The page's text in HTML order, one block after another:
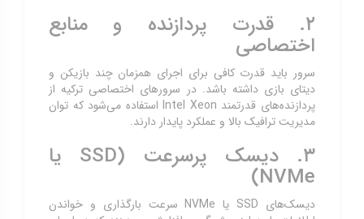
۲. قدرت پردازنده و منابع
اختصاصی
سرور باید قدرت کافی برای اجرای همزمان چند بازیکن و
دیتای بازی داشته باشد. در سرورهای اختصاصی ترکیه از
پردازنده‌های قدرتمند Intel Xeon استفاده می‌شود که توان
مدیریت ترافیک بالا و عملکرد پایدار دارند.
۳. دیسک پرسرعت (SSD یا
NVMe)
دیسک‌های SSD یا NVMe سرعت بارگذاری و خواندن